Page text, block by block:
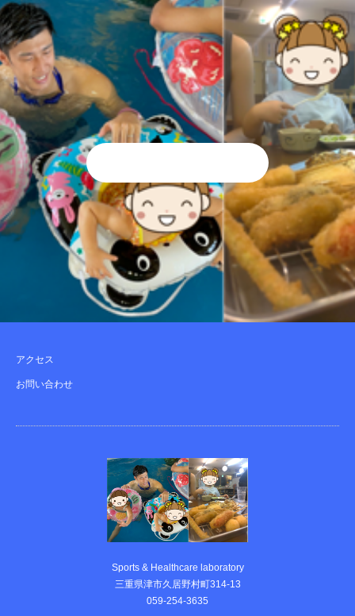
アクセス
お問い合わせ
Sports & Healthcare laboratory
三重県津市久居野村町314-13
059-254-3635